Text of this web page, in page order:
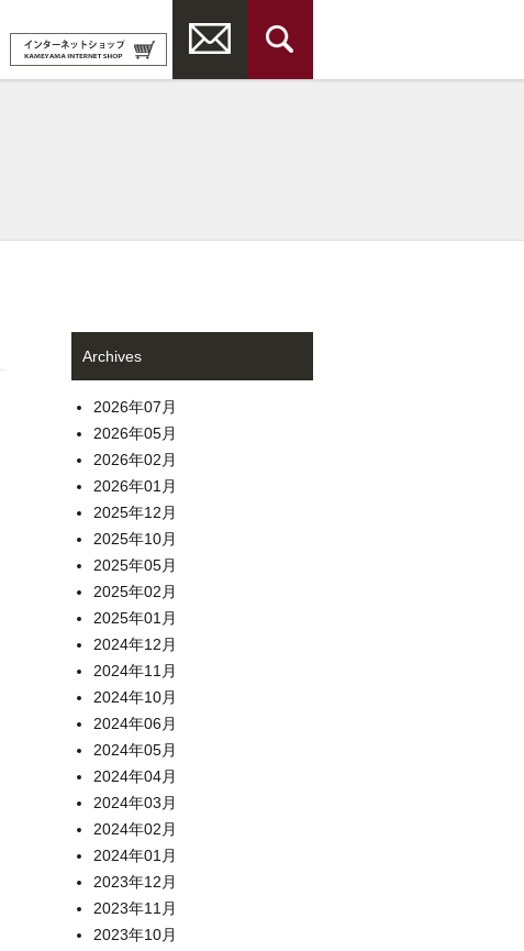
Archives
2026年07月
2026年05月
2026年02月
2026年01月
2025年12月
2025年10月
2025年05月
2025年02月
2025年01月
2024年12月
2024年11月
2024年10月
2024年06月
2024年05月
2024年04月
2024年03月
2024年02月
2024年01月
2023年12月
2023年11月
2023年10月